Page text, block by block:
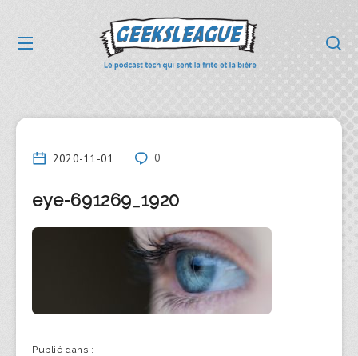
2020-11-01 0
eye-691269_1920
Publié dans :